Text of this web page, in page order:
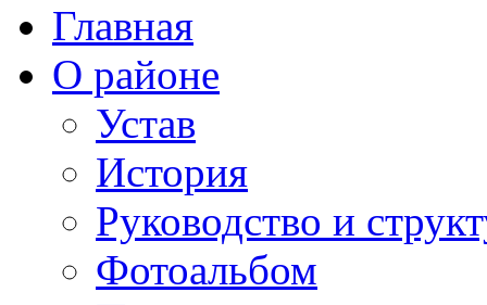
Главная
О районе
Устав
История
Руководство и
Фотоальбом